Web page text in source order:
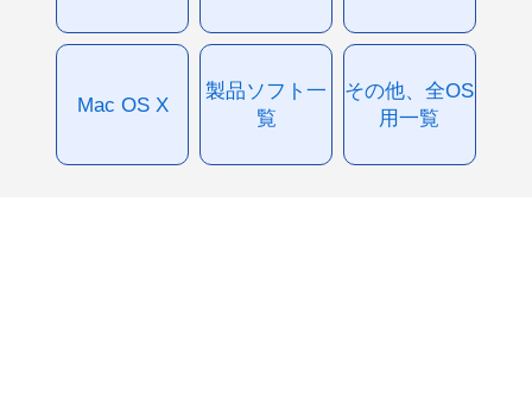
Mac OS X
製品ソフト一
覧
その他、全OS
用一覧